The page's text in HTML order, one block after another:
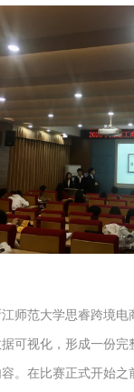
师范大学思睿跨境
可视化，形成一份
。在比赛正式开始